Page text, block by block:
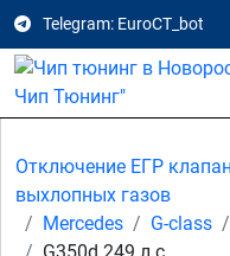
Telegram: EuroCT_bot
Отключение ЕГР
выхлопных газов
Mercedes
G-class